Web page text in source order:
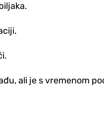
ali je s vremenom